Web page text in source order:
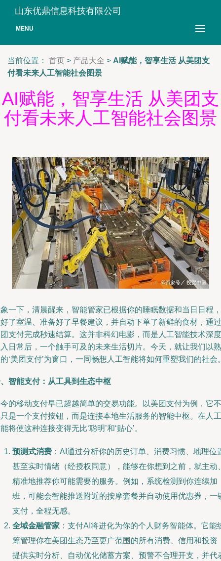
山东优鼎信息科技有限公司
MENU
当前位置： 首页 > 产品大全 > AI赋能，智享生活 从美团支
付看未来人工智能社会图景
AI赋能，智享生活 从美团支
付看未来人工智能社会图景
一下，清晨醒来，智能管家已根据你的睡眠数据和当日日程，
了室温、准备好了早餐建议，并自动下单了新鲜的食材，通过
支付完成秒速结算。这并非科幻电影，而是人工智能技术深度
日常后，一个触手可及的未来生活切片。今天，就让我们以熟
‘美团支付’为窗口，一同畅想人工智能将如何重塑我们的社会
智能支付：从工具到生态中枢
的移动支付早已超越简单的交易功能。以美团支付为例，它不
是一个支付按钮，而是连接本地生活服务的智能中枢。在人工
将使这种连接变得无比‘聪明’和‘贴心’。
预测式消费 ：AI通过分析你的历史订单、消费习惯、地理位
甚至实时情绪（经授权同意），能够在你想到之前，就主动
精准地推荐你可能需要的服务。例如，系统检测到你连续加
班，可能会智能推送附近的按摩套餐并自动使用优惠券，一
支付，全程无感。
全域金融管家 ：支付AI将进化为你的个人财务智能体。它能
筹管理你在美团生态乃至更广范围的所有消费、信用和投资
提供实时分析、自动优化储蓄方案、预警不合理开支，并代